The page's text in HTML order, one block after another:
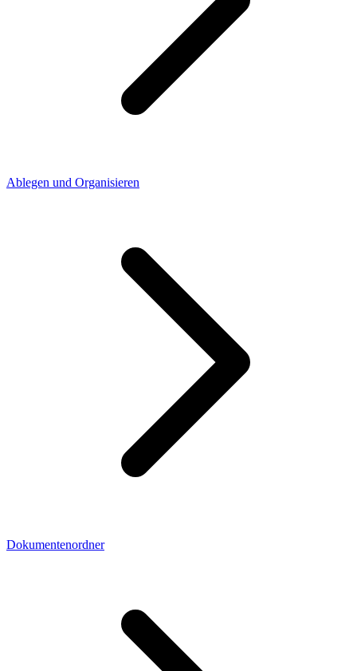
Ablegen und Organisieren
Dokumentenordner